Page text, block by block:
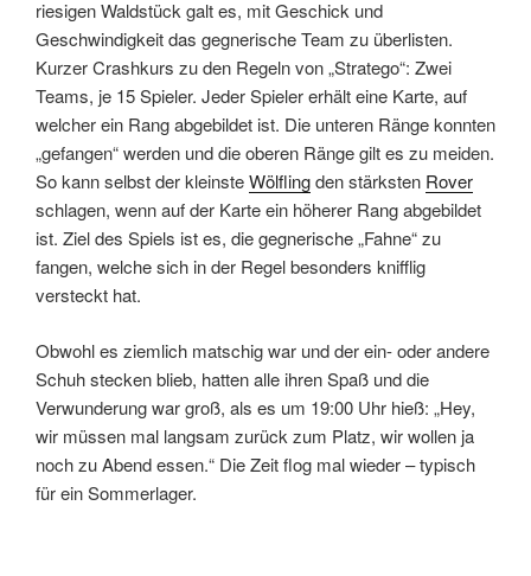
riesigen Waldstück galt es, mit Geschick und
Geschwindigkeit das gegnerische Team zu überlisten.
Kurzer Crashkurs zu den Regeln von „Stratego“: Zwei
Teams, je 15 Spieler. Jeder Spieler erhält eine Karte, auf
welcher ein Rang abgebildet ist. Die unteren Ränge konnten
„gefangen“ werden und die oberen Ränge gilt es zu meiden.
So kann selbst der kleinsteWölflingden stärksten Rover
schlagen, wenn auf der Karte ein höherer Rang abgebildet
ist. Ziel des Spiels ist es, die gegnerische „Fahne“ zu
fangen, welche sich in der Regel besonders knifflig
versteckt hat.
Obwohl es ziemlich matschig war und der ein- oder andere
Schuh stecken blieb, hatten alle ihren Spaß und die
Verwunderung war groß, als es um 19:00 Uhr hieß: „Hey,
wir müssen mal langsam zurück zum Platz, wir wollen ja
noch zu Abend essen.“ Die Zeit flog mal wieder – typisch
für ein Sommerlager.